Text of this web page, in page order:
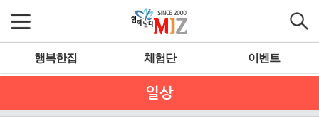
행복한집 체험단 이벤트
일상